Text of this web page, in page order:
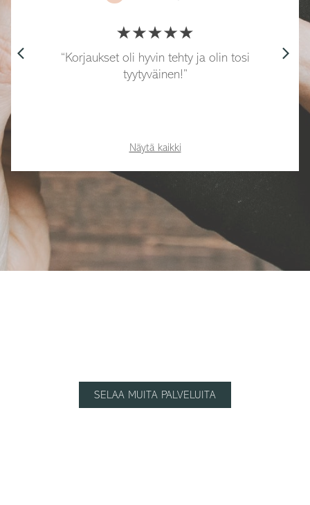
arrow_back_ios
Korjaukset oli hyvin tehty ja olin tosi
tyytyväinen!
arrow_forward_ios
Näytä kaikki
SELAA MUITA PALVELUITA